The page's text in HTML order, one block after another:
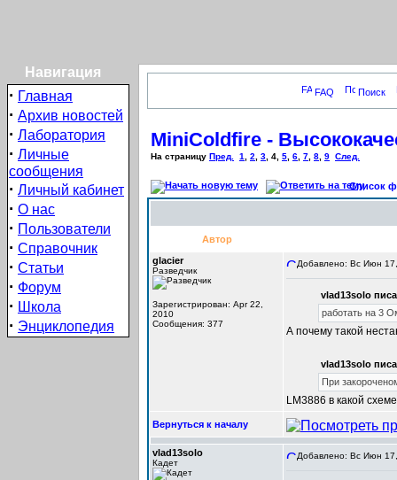
Навигация
· Главная
· Архив новостей
· Лаборатория
· Личные
сообщения
· Личный кабинет
· О нас
· Пользователи
· Справочник
· Статьи
· Форум
· Школа
· Энциклопедия
FAQ Поиск
MiniColdfire -
На страницу Пред. 1 2 3 4 5 6 7 8 9 След.
Список
Автор
glacier
Разведчик
Зарегистрирован: Apr 22,
2010
Сообщения: 377
Добавлено: Вс Июн
vlad13solo
работать на 3
А почему такой
vlad13solo
При
LM3886 в какой
Вернуться к началу
vlad13solo
Кадет
Добавлено: Вс Июн